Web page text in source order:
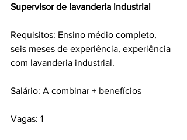
Supervisor de lavanderia industrial
Requisitos: Ensino médio completo,
seis meses de experiência, experiência
com lavanderia industrial.
Salário: A combinar + benefícios
Vagas: 1